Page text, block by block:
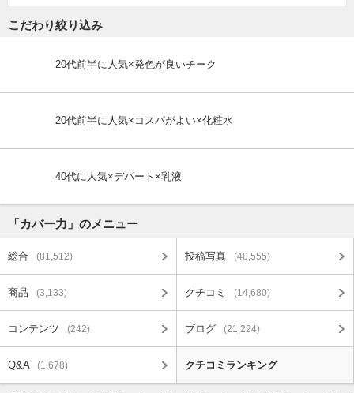
こだわり絞り込み
20代前半に人気×発色が良いチーク
20代前半に人気×コスパがよい×化粧水
40代に人気×デパート×乳液
「カバー力」のメニュー
総合 (81,512) 投稿写真 (40,555)
商品 (3,133) クチコミ (14,680)
コンテンツ (242) ブログ (21,224)
Q&A (1,678) クチコミランキング